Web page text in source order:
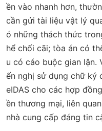
ền vào nhanh hơn,
cần gửi tài liệu vật lý
ó những thách thức
hể chối cãi; tòa án có
u có cáo buộc gian lận.
ến nghị sử dụng chữ ký
eIDAS cho các hợp
ền thương mại, liên
nhà cung cấp đáng tin